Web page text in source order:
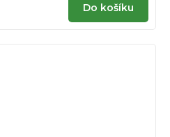
Do košíku